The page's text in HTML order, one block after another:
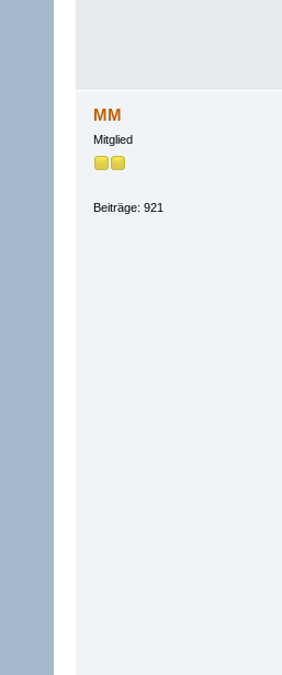
MM
Mitglied
Beiträge: 921